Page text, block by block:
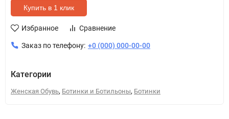
Купить в 1 клик
Избранное Сравнение
Заказ по телефону: +0 (000) 000-00-00
Категории
Женская Обувь, Ботинки и Ботильоны, Ботинки